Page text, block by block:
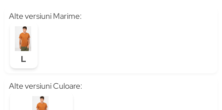
Alte versiuni Marime:
L
Alte versiuni Culoare: